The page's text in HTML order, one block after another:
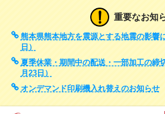
重要なお知
熊本県熊本地方を震源とする地震の影響
日）
夏季休業・期間中の配送・一部加工の締
月23日）
オンデマンド印刷機入れ替えのお知らせ